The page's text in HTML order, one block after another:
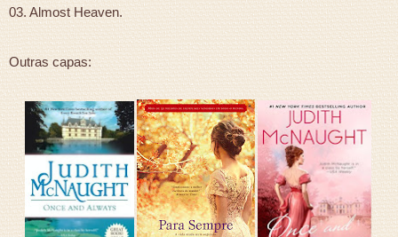
03. Almost Heaven.
Outras capas: